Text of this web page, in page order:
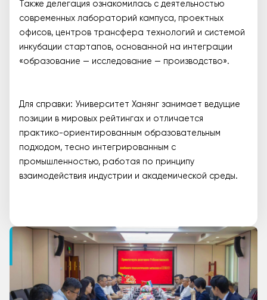
Также делегация ознакомилась с деятельностью
современных лабораторий кампуса, проектных
офисов, центров трансфера технологий и системой
инкубации стартапов, основанной на интеграции
«образование — исследование — производство».
Для справки: Университет Ханянг занимает ведущие
позиции в мировых рейтингах и отличается
практико-ориентированным образовательным
подходом, тесно интегрированным с
промышленностью, работая по принципу
взаимодействия индустрии и академической среды.